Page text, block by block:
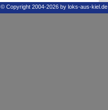
© Copyright 2004-2026 by loks-aus-kiel.de